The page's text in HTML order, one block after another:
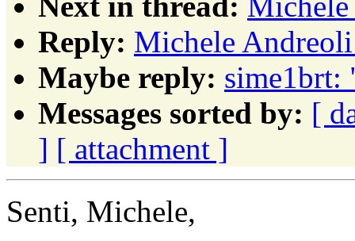
Reply: Michele
Maybe reply: sime1brt:
Messages sorted by: [
] [ attachment ]
Senti, Michele,